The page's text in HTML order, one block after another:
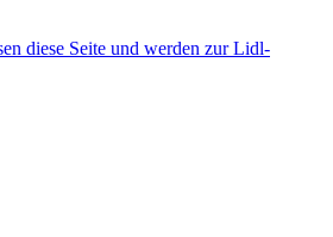
diese Seite und werden zur Lidl-